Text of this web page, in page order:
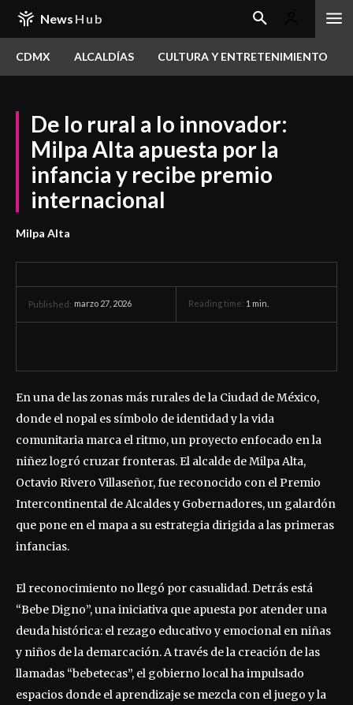
News Hub
CDMX ALCALDÍAS CULTURA Y ENTRETENIMIENTO
De lo rural a lo innovador:
Milpa Alta apuesta por la
infancia y recibe premio
internacional
Milpa Alta
Published: marzo 27, 2026 Reading time: 1 min.
En una de las zonas más rurales de la Ciudad de México,
donde el nopal es símbolo de identidad y la vida
comunitaria marca el ritmo, un proyecto enfocado en la
niñez logró cruzar fronteras. El alcalde de Milpa Alta,
Octavio Rivero Villaseñor, fue reconocido con el Premio
Intercontinental de Alcaldes y Gobernadores, un galardón
que pone en el mapa a su estrategia dirigida a las primeras
infancias.
El reconocimiento no llegó por casualidad. Detrás está
“Bebe Digno”, una iniciativa que apuesta por atender una
deuda histórica: el rezago educativo y emocional en niñas
y niños de la demarcación. A través de la creación de las
llamadas “bebetecas”, el gobierno local ha impulsado
espacios donde el aprendizaje se mezcla con el juego y la